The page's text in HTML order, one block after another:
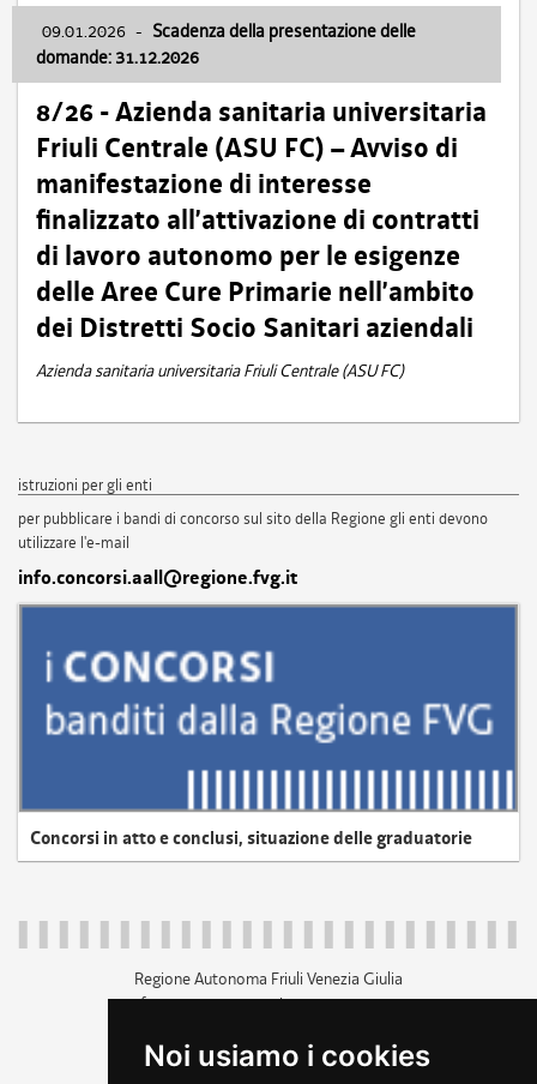
Noi usiamo i cookies
09.01.2026 - Scadenza della presentazione delle
domande: 31.12.2026
8/26 - Azienda sanitaria universitaria
Friuli Centrale (ASU FC) – Avviso di
manifestazione di interesse
finalizzato all’attivazione di contratti
di lavoro autonomo per le esigenze
delle Aree Cure Primarie nell’ambito
dei Distretti Socio Sanitari aziendali
Azienda sanitaria universitaria Friuli Centrale (ASU FC)
istruzioni per gli enti
per pubblicare i bandi di concorso sul sito della Regione gli enti devono
utilizzare l'e-mail
info.concorsi.aall@regione.fvg.it
Concorsi in atto e conclusi, situazione delle graduatorie
Regione Autonoma Friuli Venezia Giulia
c.f. 80014930327; p.iva 00526040324
+39 040 3771111